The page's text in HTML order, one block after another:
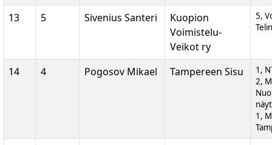
13 5 Sivenius Santeri
Kuopion
Voimistelu-
Veikot ry
5,
14 4 Pogosov Mikael Tampereen Sisu
1,
2,
1,